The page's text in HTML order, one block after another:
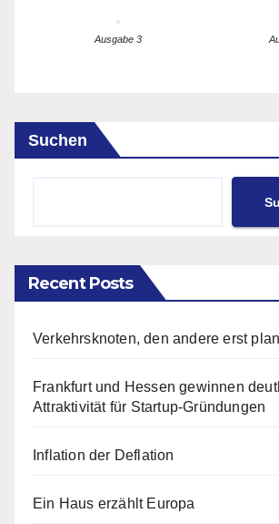
Ausgabe 3
Suchen
Recent Posts
Verkehrsknoten, den andere erst
Frankfurt und Hessen gewinnen
Attraktivität für Startup-Gründungen
Inflation der Deflation
Ein Haus erzählt Europa